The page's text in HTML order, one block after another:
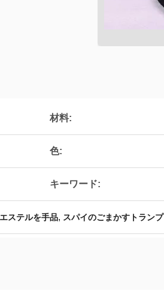
材料:
色:
キーワード:
ステルを手品, スパイのごまかすトランプ